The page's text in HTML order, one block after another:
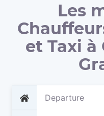
Les
et Taxi à